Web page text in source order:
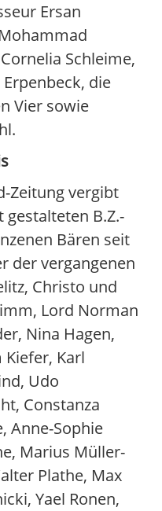
Ersan
Schleime,
die
Vier sowie
Zeitung vergibt
gestalteten B.Z.-
Bären seit
der vergangenen
Christo und
Lord Norman
Nina Hagen,
Karl
Udo
Constanza
Anne-Sophie
Marius Müller-
Plathe, Max
Yael Ronen,